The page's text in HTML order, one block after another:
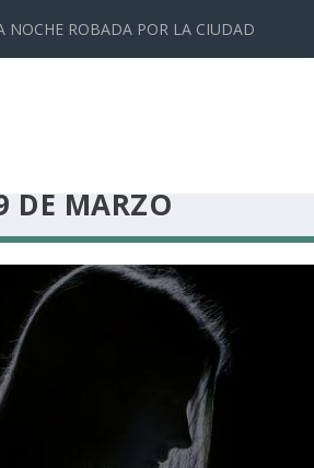
NOCHE ROBADA POR LA CIUDAD
DE MARZO